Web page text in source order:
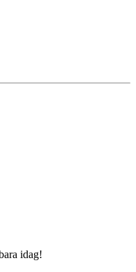
idag!